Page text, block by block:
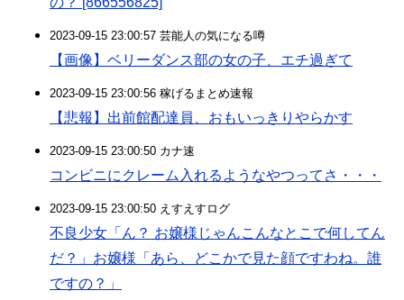
2023-09-15 23:00:57 芸能人の気になる噂
【画像】ベリーダンス部の女の子、エチ過ぎて
2023-09-15 23:00:56 稼げるまとめ速報
【悲報】出前館配達員、おもいっきりやらかす
2023-09-15 23:00:50 カナ速
コンビニにクレーム入れるようなやつってさ・・・
2023-09-15 23:00:50 えすえすログ
不良少女「ん？ お嬢様じゃんこんなとこで何してん
だ？」お嬢様「あら、どこかで見た顔ですわね。誰
ですの？」